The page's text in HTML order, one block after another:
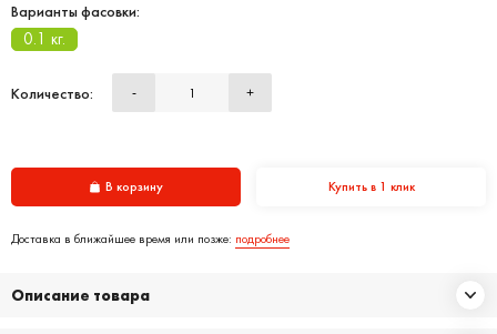
Варианты фасовки:
0.1 кг.
Количество: - +
В корзину Купить в 1 клик
Доставка в ближайшее время или позже: подробнее
Описание товара